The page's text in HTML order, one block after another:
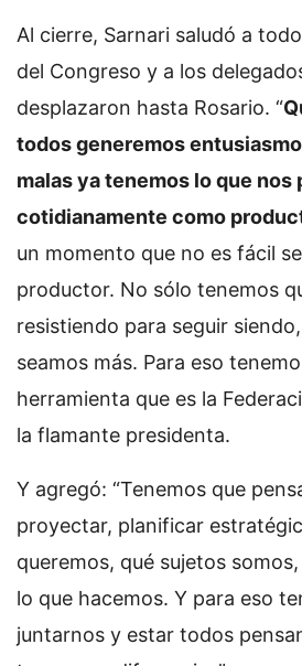
Al cierre, Sarnari saludó a
del Congreso y a los
desplazaron hasta Rosario. “
todos generemos
malas ya tenemos lo que nos
cotidianamente como
un momento que no es fácil
productor. No sólo tenemos
resistiendo para seguir
seamos más. Para eso
herramienta que es la
la flamante presidenta.
Y agregó: “Tenemos que
proyectar, planificar
queremos, qué sujetos
lo que hacemos. Y para eso
juntarnos y estar todos